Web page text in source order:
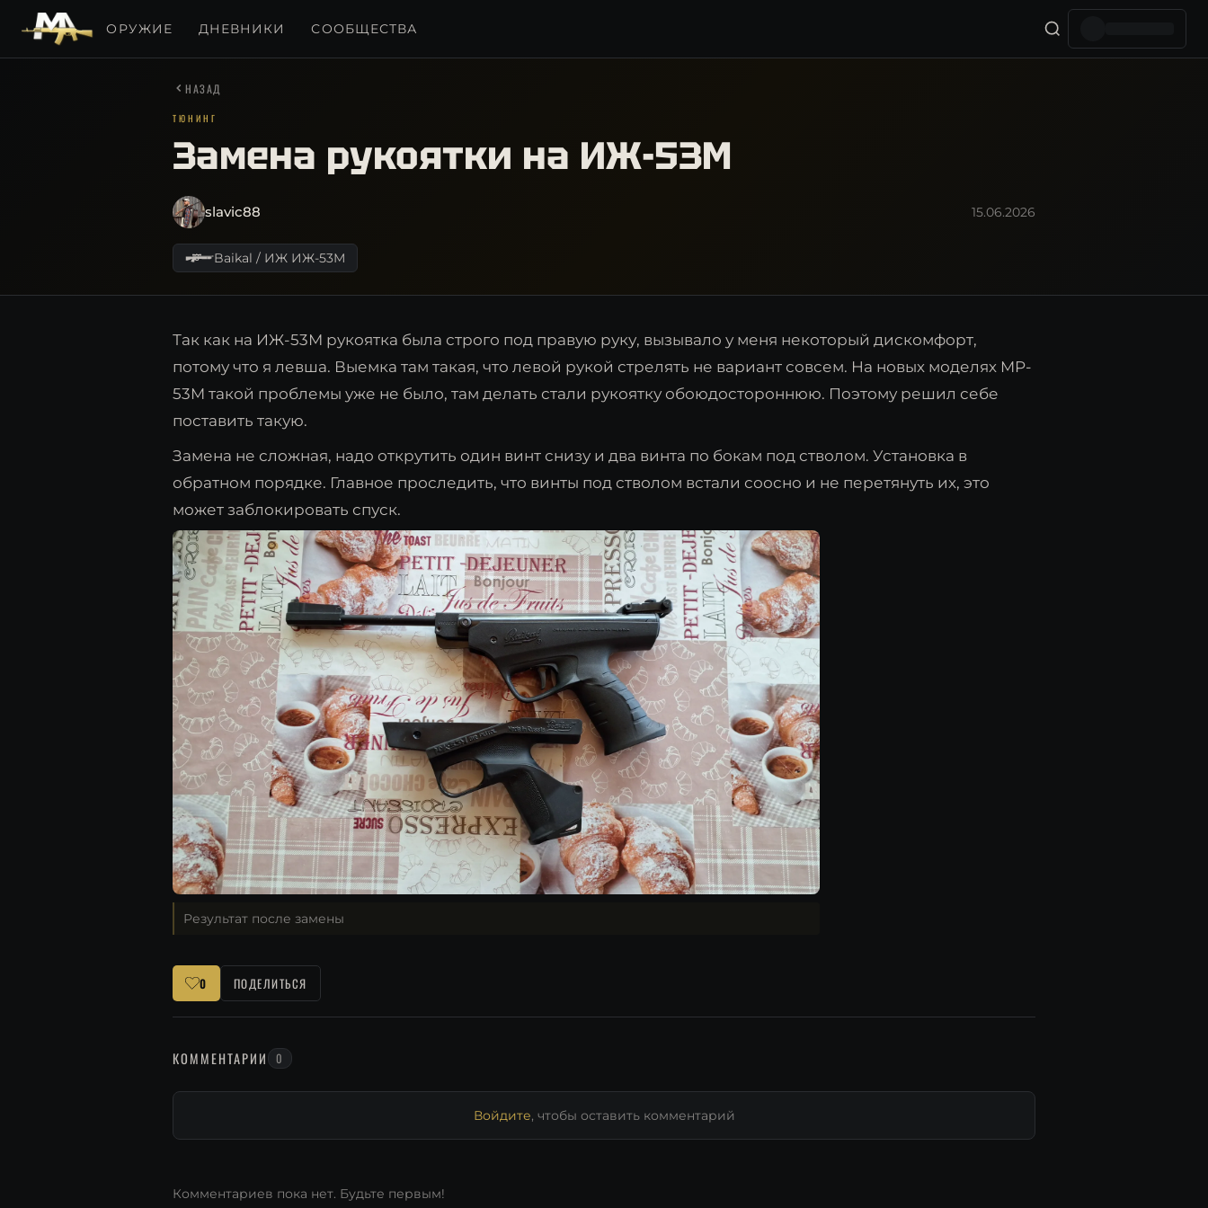
ОРУЖИЕ ДНЕВНИКИ СООБЩЕСТВА
НАЗАД
ТЮНИНГ
Замена рукоятки на ИЖ-53М
slavic88 15.06.2026
Baikal / ИЖ ИЖ-53М
Так как на ИЖ-53М рукоятка была строго под правую руку, вызывало у меня некоторый дискомфорт,
потому что я левша. Выемка там такая, что левой рукой стрелять не вариант совсем. На новых моделях MP-
53M такой проблемы уже не было, там делать стали рукоятку обоюдостороннюю. Поэтому решил себе
поставить такую.
Замена не сложная, надо открутить один винт снизу и два винта по бокам под стволом. Установка в
обратном порядке. Главное проследить, что винты под стволом встали соосно и не перетянуть их, это
может заблокировать спуск.
Результат после замены
0 ПОДЕЛИТЬСЯ
КОММЕНТАРИИ 0
Войдите, чтобы оставить комментарий
Комментариев пока нет. Будьте первым!